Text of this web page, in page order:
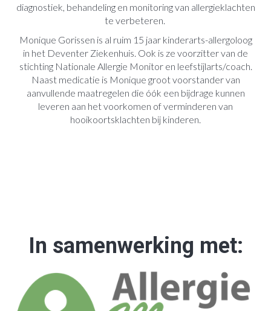
diagnostiek, behandeling en monitoring van allergieklachten
te verbeteren.
Monique Gorissen is al ruim 15 jaar kinderarts-allergoloog
in het Deventer Ziekenhuis. Ook is ze voorzitter van de
stichting Nationale Allergie Monitor en leefstijlarts/coach.
Naast medicatie is Monique groot voorstander van
aanvullende maatregelen die óók een bijdrage kunnen
leveren aan het voorkomen of verminderen van
hooikoortsklachten bij kinderen.
In samenwerking met: